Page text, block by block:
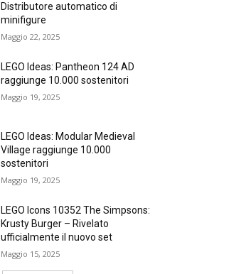
Distributore automatico di
minifigure
Maggio 22, 2025
LEGO Ideas: Pantheon 124 AD
raggiunge 10.000 sostenitori
Maggio 19, 2025
LEGO Ideas: Modular Medieval
Village raggiunge 10.000
sostenitori
Maggio 19, 2025
LEGO Icons 10352 The Simpsons:
Krusty Burger – Rivelato
ufficialmente il nuovo set
Maggio 15, 2025